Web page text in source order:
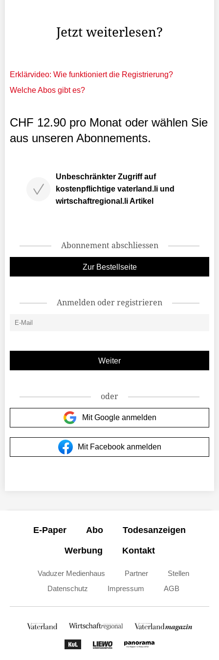
Jetzt weiterlesen?
Erklärvideo: Wie funktioniert die Registrierung?
Welche Abos gibt es?
CHF 12.90 pro Monat oder wählen Sie
aus unseren Abonnements.
Unbeschränkter Zugriff auf
kostenpflichtige vaterland.li und
wirtschaftregional.li Artikel
Abonnement abschliessen
Zur Bestellseite
Anmelden oder registrieren
oder
Mit Google anmelden
Mit Facebook anmelden
E-Paper Abo Todesanzeigen
Werbung Kontakt
Vaduzer Medienhaus Partner
Stellen
Datenschutz
Impressum AGB